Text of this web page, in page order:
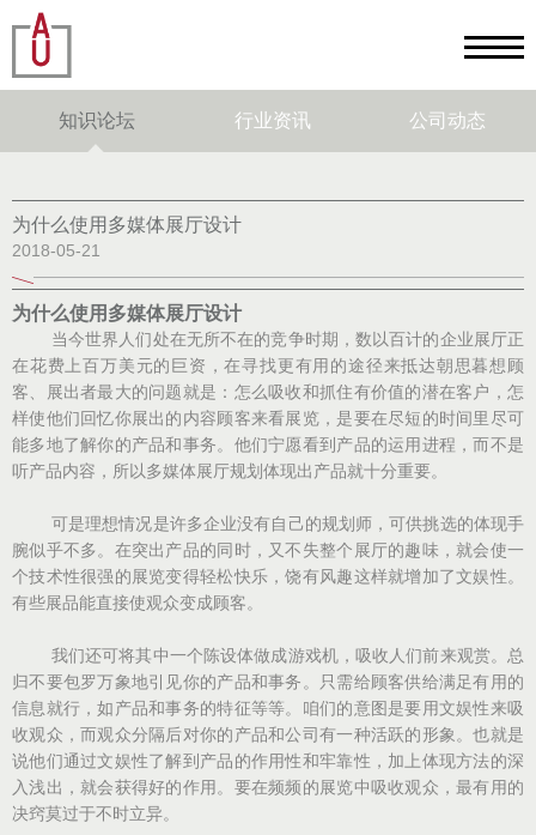
知识论坛 行业资讯 公司动态
为什么使用多媒体展厅设计
2018-05-21
为什么使用多媒体展厅设计
当今世界人们处在无所不在的竞争时期，数以百计的企业展厅正
在花费上百万美元的巨资，在寻找更有用的途径来抵达朝思暮想顾
客、展出者最大的问题就是：怎么吸收和抓住有价值的潜在客户，怎
样使他们回忆你展出的内容顾客来看展览，是要在尽短的时间里尽可
能多地了解你的产品和事务。他们宁愿看到产品的运用进程，而不是
听产品内容，所以多媒体展厅规划体现出产品就十分重要。
可是理想情况是许多企业没有自己的规划师，可供挑选的体现手
腕似乎不多。在突出产品的同时，又不失整个展厅的趣味，就会使一
个技术性很强的展览变得轻松快乐，饶有风趣这样就增加了文娱性。
有些展品能直接使观众变成顾客。
我们还可将其中一个陈设体做成游戏机，吸收人们前来观赏。总
归不要包罗万象地引见你的产品和事务。只需给顾客供给满足有用的
信息就行，如产品和事务的特征等等。咱们的意图是要用文娱性来吸
收观众，而观众分隔后对你的产品和公司有一种活跃的形象。也就是
说他们通过文娱性了解到产品的作用性和牢靠性，加上体现方法的深
入浅出，就会获得好的作用。要在频频的展览中吸收观众，最有用的
决窍莫过于不时立异。